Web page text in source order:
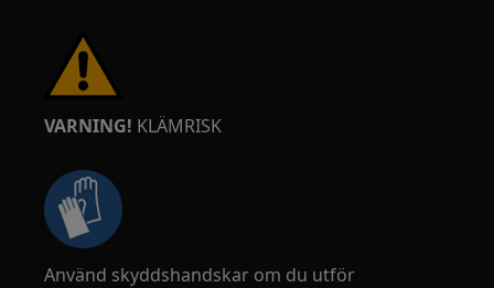
VARNING! KLÄMRISK
Använd skyddshandskar om du utför